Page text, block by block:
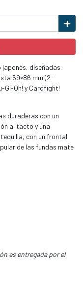
diseñadas
59×86 mm (2-
Gi-Oh! y Cardfight!
duraderas con un
al tacto y una
con un frontal
de las fundas mate
es entregada por el